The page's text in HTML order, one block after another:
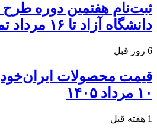
ثبت‌نام هفتمین دوره
دانشگاه آزاد تا ۱۶ مرداد تمدید شد
6 روز قبل
قیمت محصولات
۱۰ مرداد ۱۴۰۵
1 هفته قبل